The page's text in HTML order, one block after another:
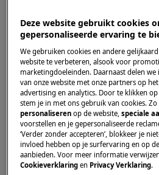
Inbouw koffiemachine
Oplossing:
1. Leeg het reservoir van
Het legen dient minstens 30
om het effectief te laten
start voor dat er niet meer
voorbij zijn gegaan sinds u
hebt gemaakt, zodat de
Deze website gebruikt cookies
gepersonaliseerde ervaring te
We gebruiken cookies en andere
website te verbeteren, alsook voor
marketingdoeleinden. Daarnaast delen
van onze website met onze partners op
advertising en analytics. Door te klikken op
stem je in met ons gebruik van cookies.
personaliseren op de website,speciale
voorstellen en je gepersonaliseerde
‘Verder zonder accepteren’, blokkeer je
invloed hebben op je surfervaring en op
aanbieden. Voor meer informatie
Cookieverklaring en Privacy Verklaring.